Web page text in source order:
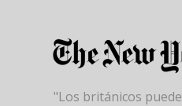
"Los británicos